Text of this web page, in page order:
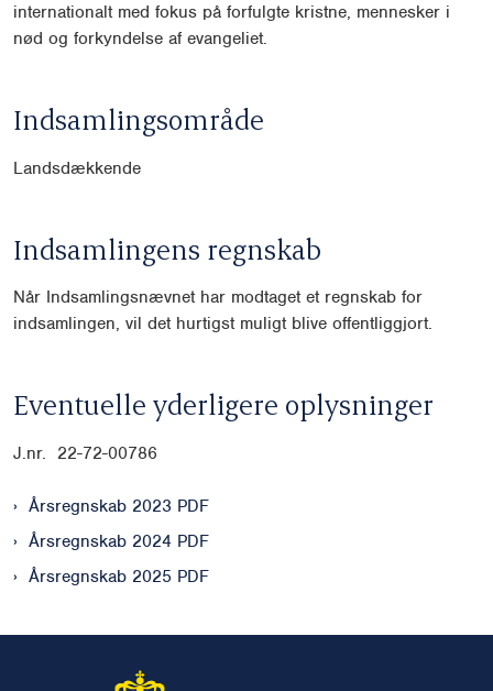
internationalt med fokus på forfulgte kristne, mennesker i
nød og forkyndelse af evangeliet.
Indsamlingsområde
Landsdækkende
Indsamlingens regnskab
Når Indsamlingsnævnet har modtaget et regnskab for
indsamlingen, vil det hurtigst muligt blive offentliggjort.
Eventuelle yderligere oplysninger
J.nr. 22-72-00786
Årsregnskab 2023 PDF
Årsregnskab 2024 PDF
Årsregnskab 2025 PDF